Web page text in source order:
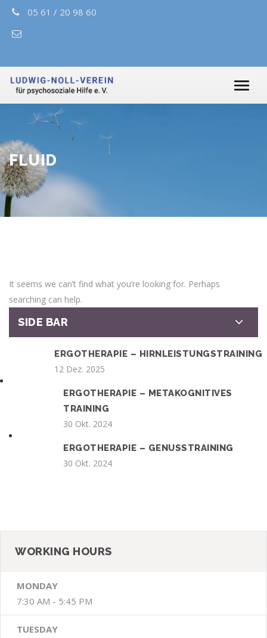
05 61 / 20 98 60
FLUID
It seems we can’t find what you’re looking for. Perhaps
searching can help.
SIDE BAR
ERGOTHERAPIE – HIRNLEISTUNGSTRAINING
12 Dez. 2025
ERGOTHERAPIE – METAKOGNITIVES
TRAINING
30 Okt. 2024
ERGOTHERAPIE – GENUSSTRAINING
30 Okt. 2024
WORKING HOURS
MONDAY
7:30 AM - 5:45 PM
TUESDAY